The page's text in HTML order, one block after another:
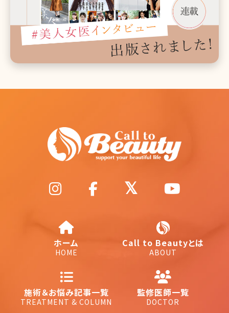
ホーム
HOME
Call to Beautyとは
ABOUT
施術＆お悩み記事一覧
TREATMENT & COLUMN
監修医師一覧
DOCTOR